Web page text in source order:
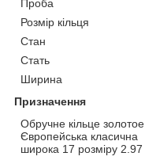
Проба
Розмір кільця
Стан
Стать
Ширина
Призначення
Обручне кільце золотое
Європейська класична
широка 17 розміру 2.97